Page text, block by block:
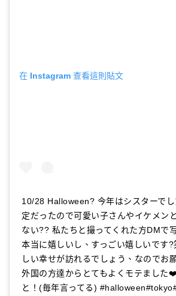
在 Instagram 查看這則貼文
10/28 Halloween? 今年はシスターで
定だったので可愛い子さんやイケメン
ない?? 私たちと撮ってくれた方DMで
本当に嬉しいし、すっごい嬉しいです?
しい幸せが訪れるでしょう、なのでお
外国の方達からとてもよくモテました
と！(毎年言ってる)